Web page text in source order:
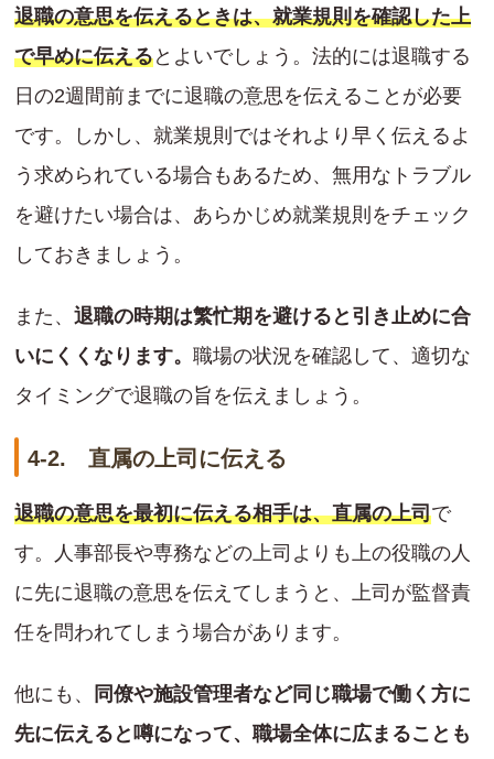
退職の意思を伝えるときは、就業規則を確認した上
で早めに伝えるとよいでしょう。法的には退職する
日の2週間前までに退職の意思を伝えることが必要
です。しかし、就業規則ではそれより早く伝えるよ
う求められている場合もあるため、無用なトラブル
を避けたい場合は、あらかじめ就業規則をチェック
しておきましょう。
また、 退職の時期は繁忙期を避けると引き止めに合
いにくくなります。 職場の状況を確認して、適切な
タイミングで退職の旨を伝えましょう。
4-2. 直属の上司に伝える
退職の意思を最初に伝える相手は、直属の上司で
す。人事部長や専務などの上司よりも上の役職の人
に先に退職の意思を伝えてしまうと、上司が監督責
任を問われてしまう場合があります。
他にも、
同僚や施設管理者など同じ職場で働く方に
先に伝えると噂になって、職場全体に広まることも